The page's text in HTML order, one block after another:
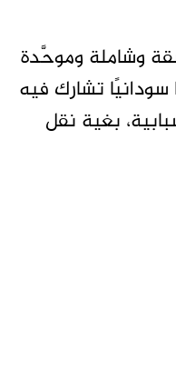
وشاملة وموحَّدة
تشارك فيه
بغية نقل